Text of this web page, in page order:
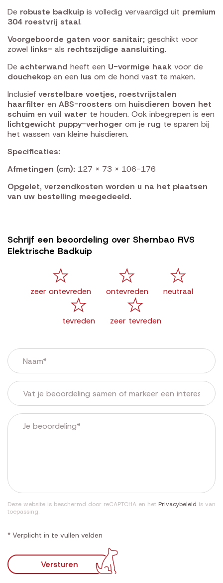
De robuste badkuip is volledig vervaardigd uit premium
304 roestvrij staal.
Voorgeboorde gaten voor sanitair; geschikt voor
zowel links- als rechtszijdige aansluiting.
De achterwand heeft een U-vormige haak voor de
douchekop en een lus om de hond vast te maken.
Inclusief verstelbare voetjes, roestvrijstalen
haarfilter en ABS-roosters om huisdieren boven het
schuim en vuil water te houden. Ook inbegrepen is een
lichtgewicht puppy-verhoger om je rug te sparen bij
het wassen van kleine huisdieren.
Specificaties:
Afmetingen (cm): 127 x 73 x 106-176
Opgelet, verzendkosten worden u na het plaatsen
van uw bestelling meegedeeld.
Schrijf een beoordeling over Shernbao RVS
Elektrische Badkuip
zeer ontevreden ontevreden neutraal
tevreden zeer tevreden
Deze website is beschermd door reCAPTCHA en het Privacybeleid is van
toepassing.
* Verplicht in te vullen velden
Versturen